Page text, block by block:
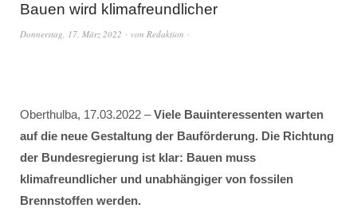
Bauen wird klimafreundlicher
Donnerstag, 17. März 2022 von Redaktion
Oberthulba, 17.03.2022 –Viele Bauinteressenten warten
auf die neue Gestaltung der Bauförderung. Die Richtung
der Bundesregierung ist klar: Bauen muss
klimafreundlicher und unabhängiger von fossilen
Brennstoffen werden.